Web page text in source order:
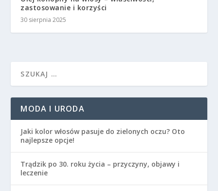
zastosowanie i korzyści
30 sierpnia 2025
MODA I URODA
Jaki kolor włosów pasuje do zielonych oczu? Oto
najlepsze opcje!
Trądzik po 30. roku życia – przyczyny, objawy i
leczenie